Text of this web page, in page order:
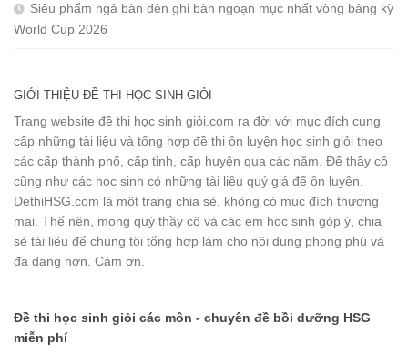
Siêu phẩm ngả bàn đèn ghi bàn ngoạn mục nhất vòng bảng kỳ
World Cup 2026
GIỚI THIỆU ĐỀ THI HỌC SINH GIỎI
Trang website đề thi học sinh giỏi.com ra đời với mục đích cung
cấp những tài liệu và tổng hợp đề thi ôn luyện học sinh giỏi theo
các cấp thành phố, cấp tỉnh, cấp huyện qua các năm. Để thầy cô
cũng như các học sinh có những tài liệu quý giá để ôn luyện.
DethiHSG.com là một trang chia sẻ, không có mục đích thương
mại. Thế nên, mong quý thầy cô và các em học sinh góp ý, chia
sẻ tài liệu để chúng tôi tổng hợp làm cho nội dung phong phú và
đa dạng hơn. Cảm ơn.
Đề thi học sinh giỏi các môn - chuyên đề bồi dưỡng HSG
miễn phí